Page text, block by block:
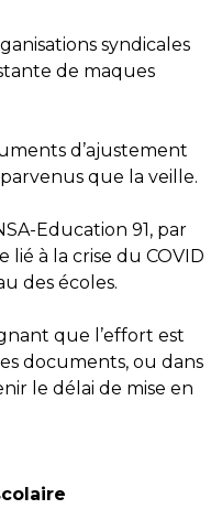
syndicales
de maques
d’ajustement
que la veille.
Education 91, par
à la crise du COVID
des écoles.
que l’effort est
documents, ou dans
le délai de mise en